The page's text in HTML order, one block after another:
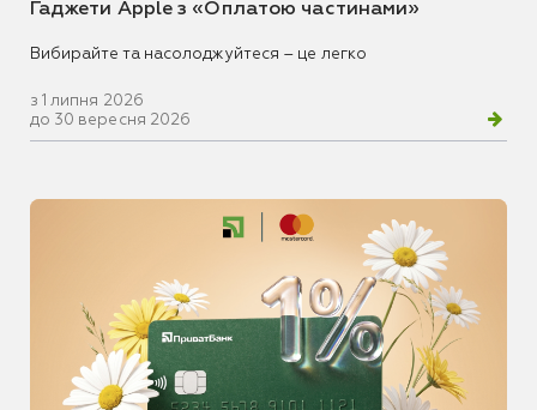
Гаджети Apple з «Оплатою частинами»
Вибирайте та насолоджуйтеся – це легко
з 1 липня 2026
до 30 вересня 2026